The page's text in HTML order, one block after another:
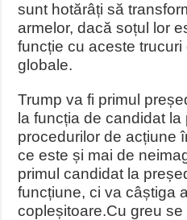
sunt hotărâți să
armelor, dacă soțul lor
funcție cu aceste
globale.
Trump va fi primul
la funcția de candidat
procedurilor de acțiune
ce este și mai de
primul candidat la
funcțiune, ci va câștiga
copleșitoare.Cu greu